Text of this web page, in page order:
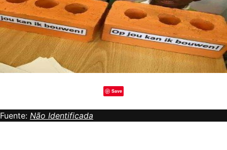
Save
Fuente: Não Identificada